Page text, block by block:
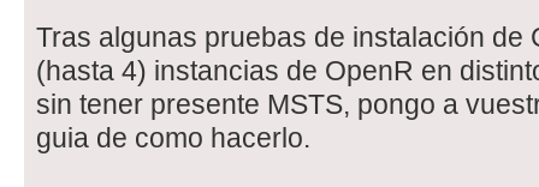
Tras algunas pruebas de instalación de
(hasta 4) instancias de OpenR en
sin tener presente MSTS, pongo a
guia de como hacerlo.